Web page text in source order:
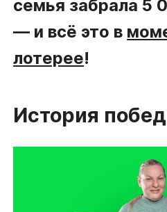
семья забрала 5
— и всё это в
лотерее!
История